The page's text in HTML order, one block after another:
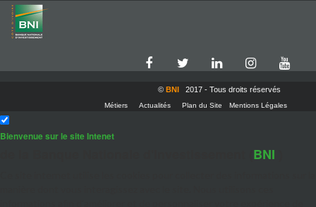
© BNI 2017 - Tous droits réservés
Métiers Actualités Plan du Site Mentions Légales
Bienvenue sur le site Intenet
BNI